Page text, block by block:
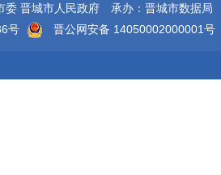
委 晋城市人民政府
承办：晋城市数据局
号
晋公网安备 14050002000001号